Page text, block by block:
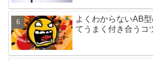
よくわからないAB
てうまく付き合うコ